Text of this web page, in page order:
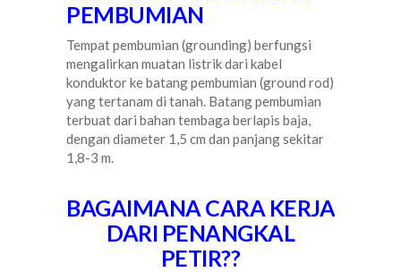
PEMBUMIAN
Tempat pembumian (grounding) berfungsi
mengalirkan muatan listrik dari kabel
konduktor ke batang pembumian (ground rod)
yang tertanam di tanah. Batang pembumian
terbuat dari bahan tembaga berlapis baja,
dengan diameter 1,5 cm dan panjang sekitar
1,8-3 m.
BAGAIMANA CARA KERJA
DARI PENANGKAL
PETIR??